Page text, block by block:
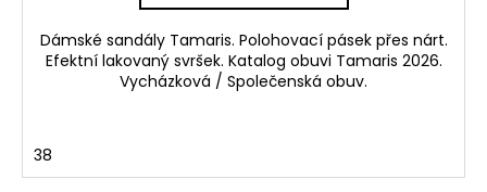
Dámské sandály Tamaris. Polohovací pásek přes nárt.
Efektní lakovaný svršek. Katalog obuvi Tamaris 2026.
Vycházková / Společenská obuv.
38